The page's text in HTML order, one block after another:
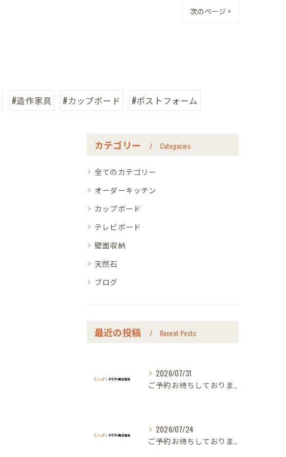
次のページ >
#造作家具 #カップボード #ポストフォーム
カテゴリー Categories
全てのカテゴリー
オーダーキッチン
カップボード
テレビボード
壁面収納
天然石
ブログ
最近の投稿 Recent Posts
2026/07/31
ご予約お待ちしております｜名古屋のオーダー家具ならクラフト
2026/07/24
ご予約お待ちしております｜名古屋のオーダー家具ならクラフト